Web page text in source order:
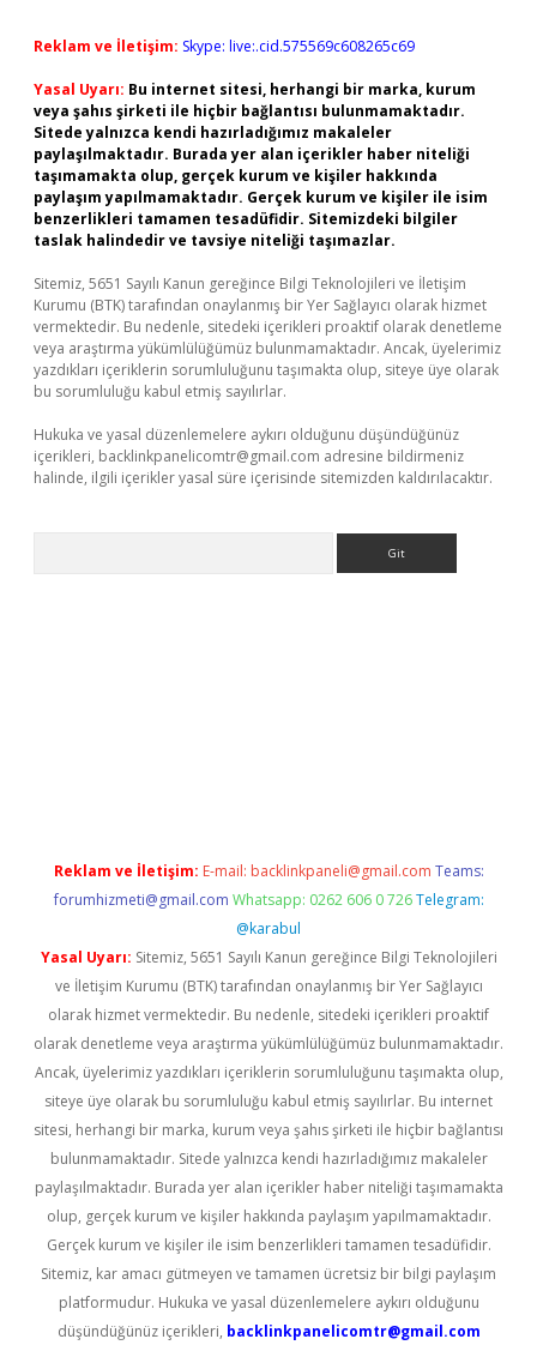
Reklam ve İletişim: Skype: live:.cid.575569c608265c69
Yasal Uyarı: Bu internet sitesi, herhangi bir marka, kurum
veya şahıs şirketi ile hiçbir bağlantısı bulunmamaktadır.
Sitede yalnızca kendi hazırladığımız makaleler
paylaşılmaktadır. Burada yer alan içerikler haber niteliği
taşımamakta olup, gerçek kurum ve kişiler hakkında
paylaşım yapılmamaktadır. Gerçek kurum ve kişiler ile isim
benzerlikleri tamamen tesadüfidir. Sitemizdeki bilgiler
taslak halindedir ve tavsiye niteliği taşımazlar.
Sitemiz, 5651 Sayılı Kanun gereğince Bilgi Teknolojileri ve İletişim
Kurumu (BTK) tarafından onaylanmış bir Yer Sağlayıcı olarak hizmet
vermektedir. Bu nedenle, sitedeki içerikleri proaktif olarak denetleme
veya araştırma yükümlülüğümüz bulunmamaktadır. Ancak, üyelerimiz
yazdıkları içeriklerin sorumluluğunu taşımakta olup, siteye üye olarak
bu sorumluluğu kabul etmiş sayılırlar.
Hukuka ve yasal düzenlemelere aykırı olduğunu düşündüğünüz
içerikleri, backlinkpanelicomtr@gmail.com adresine bildirmeniz
halinde, ilgili içerikler yasal süre içerisinde sitemizden kaldırılacaktır.
Reklam ve İletişim: E-mail: backlinkpaneli@gmail.com Teams:
forumhizmeti@gmail.com Whatsapp: 0262 606 0 726 Telegram:
@karabul
Yasal Uyarı: Sitemiz, 5651 Sayılı Kanun gereğince Bilgi Teknolojileri
ve İletişim Kurumu (BTK) tarafından onaylanmış bir Yer Sağlayıcı
olarak hizmet vermektedir. Bu nedenle, sitedeki içerikleri proaktif
olarak denetleme veya araştırma yükümlülüğümüz bulunmamaktadır.
Ancak, üyelerimiz yazdıkları içeriklerin sorumluluğunu taşımakta olup,
siteye üye olarak bu sorumluluğu kabul etmiş sayılırlar. Bu internet
sitesi, herhangi bir marka, kurum veya şahıs şirketi ile hiçbir bağlantısı
bulunmamaktadır. Sitede yalnızca kendi hazırladığımız makaleler
paylaşılmaktadır. Burada yer alan içerikler haber niteliği taşımamakta
olup, gerçek kurum ve kişiler hakkında paylaşım yapılmamaktadır.
Gerçek kurum ve kişiler ile isim benzerlikleri tamamen tesadüfidir.
Sitemiz, kar amacı gütmeyen ve tamamen ücretsiz bir bilgi paylaşım
platformudur. Hukuka ve yasal düzenlemelere aykırı olduğunu
düşündüğünüz içerikleri, backlinkpanelicomtr@gmail.com